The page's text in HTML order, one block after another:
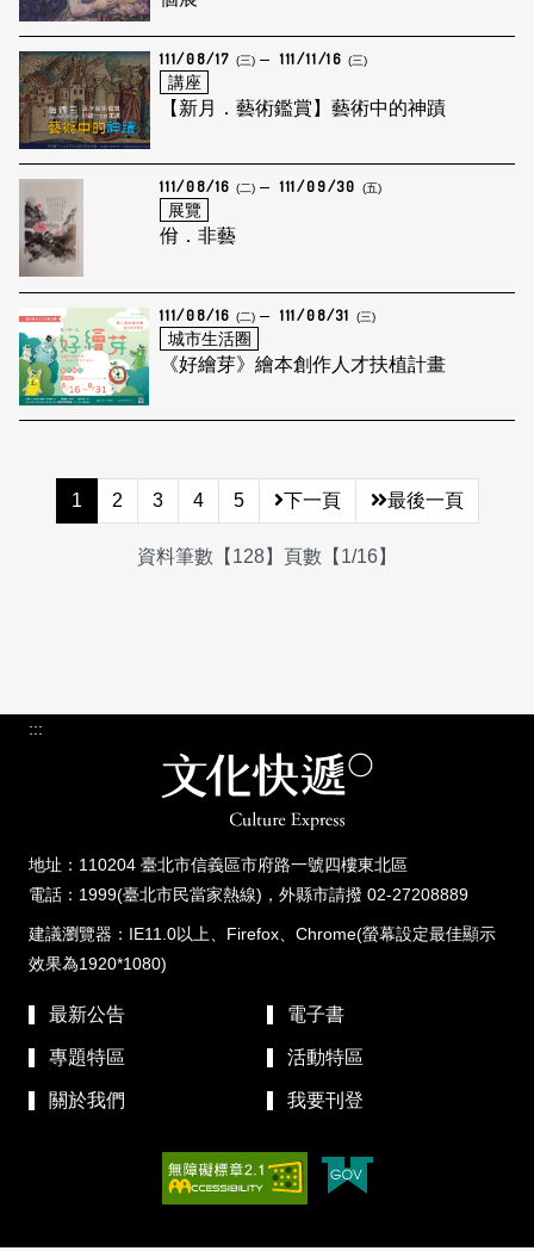
111/08/17 (三) 111/11/16 (三)
講座
【新月．藝術鑑賞】藝術中的神蹟
111/08/16 (二) 111/09/30 (五)
展覽
佾．非藝
111/08/16 (二) 111/08/31 (三)
城市生活圈
《好繪芽》繪本創作人才扶植計畫
1 2 3 4 5 下一頁 最後一頁
資料筆數【128】頁數【1/16】
:::
地址：110204 臺北市信義區市府路一號四樓東北區
電話：1999(臺北市民當家熱線)，外縣市請撥 02-27208889
建議瀏覽器：IE11.0以上、Firefox、Chrome(螢幕設定最佳顯示
效果為1920*1080)
最新公告 電子書
專題特區 活動特區
關於我們 我要刊登